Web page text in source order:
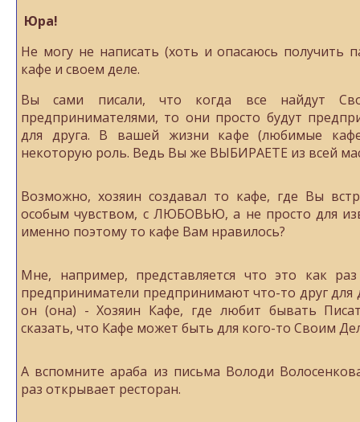
Юра!
Не могу не написать (хоть и опасаюсь получить
кафе и своем деле.
Вы сами писали, что когда все найдут
предпринимателями, то они просто будут
для друга. В вашей жизни кафе (любимые
некоторую роль. Ведь Вы же ВЫБИРАЕТЕ из всей
Возможно, хозяин создавал то кафе, где Вы
особым чувством, с ЛЮБОВЬЮ, а не просто для
именно поэтому то кафе Вам нравилось?
Мне, например, представляется что это как
предприниматели предпринимают что-то друг для
он (она) - Хозяин Кафе, где любит бывать
сказать, что Кафе может быть для кого-то Своим
А вспомните араба из письма Володи
раз открывает ресторан.